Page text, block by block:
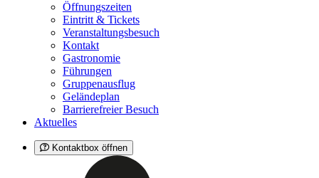
Öffnungszeiten
Eintritt & Tickets
Veranstaltungsbesuch
Kontakt
Gastronomie
Führungen
Gruppenausflug
Geländeplan
Barrierefreier Besuch
Aktuelles
Kontaktbox öffnen